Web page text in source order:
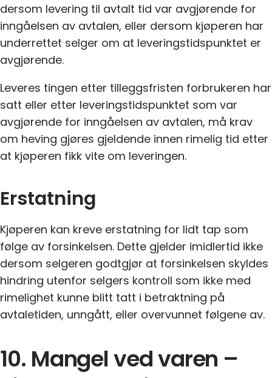
dersom levering til avtalt tid var avgjørende for
inngåelsen av avtalen, eller dersom kjøperen har
underrettet selger om at leveringstidspunktet er
avgjørende.
Leveres tingen etter tilleggsfristen forbrukeren har
satt eller etter leveringstidspunktet som var
avgjørende for inngåelsen av avtalen, må krav
om heving gjøres gjeldende innen rimelig tid etter
at kjøperen fikk vite om leveringen.
Erstatning
Kjøperen kan kreve erstatning for lidt tap som
følge av forsinkelsen. Dette gjelder imidlertid ikke
dersom selgeren godtgjør at forsinkelsen skyldes
hindring utenfor selgers kontroll som ikke med
rimelighet kunne blitt tatt i betraktning på
avtaletiden, unngått, eller overvunnet følgene av.
10. Mangel ved varen –